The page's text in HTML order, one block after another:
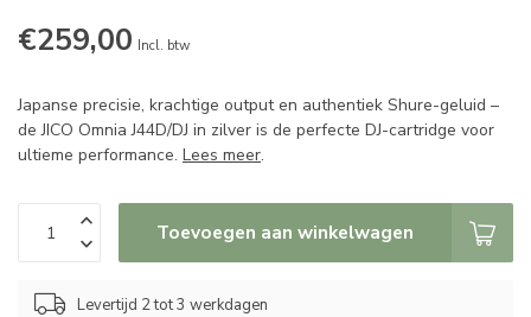
€259,00 Incl. btw
Japanse precisie, krachtige output en authentiek Shure-geluid –
de JICO Omnia J44D/DJ in zilver is de perfecte DJ-cartridge voor
ultieme performance. Lees meer.
Toevoegen aan winkelwagen
Levertijd 2 tot 3 werkdagen